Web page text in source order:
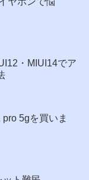
・MIUI14でア
5gを買いま